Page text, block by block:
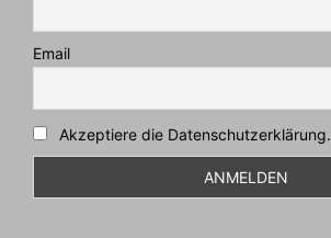
Email
Akzeptiere die Datenschutzerklärung.